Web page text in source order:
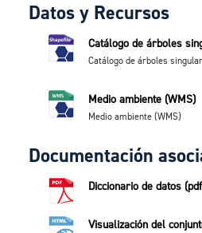
Datos y Recursos
Catálogo de árboles
Catálogo de árboles
Medio ambiente (WMS)
Medio ambiente (WMS)
Documentación
Diccionario de datos
Visualización del